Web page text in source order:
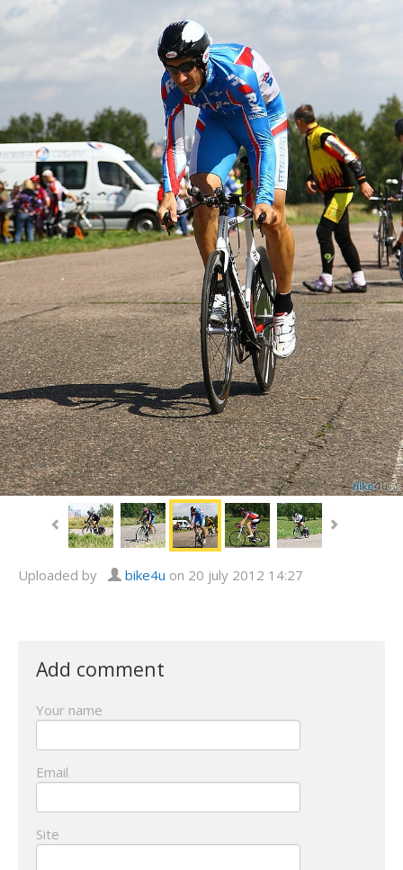
Uploaded by bike4u on 20 july 2012 14:27
Add comment
Your name
Email
Site